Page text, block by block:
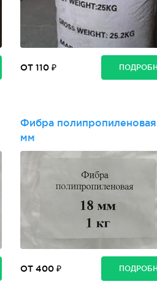
ОТ 110 ₽
Фибра полипропиленовая
мм
ОТ 400 ₽